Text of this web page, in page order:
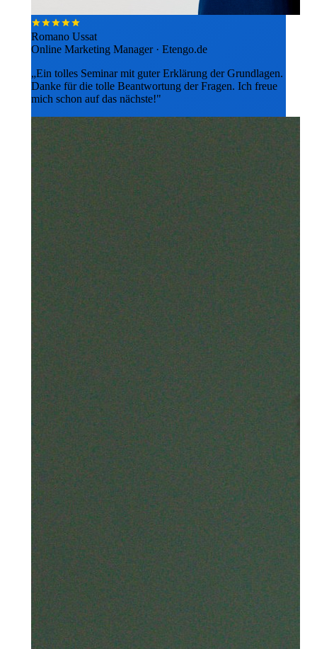
Romano Ussat
Online Marketing Manager · Etengo.de
„Ein tolles Seminar mit guter Erklärung der Grundlagen.
Danke für die tolle Beantwortung der Fragen. Ich freue
mich schon auf das nächste!"